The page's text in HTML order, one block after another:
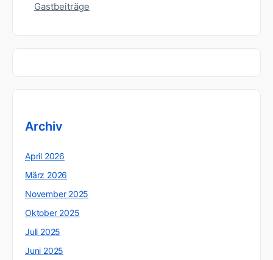
Gastbeiträge
Archiv
April 2026
März 2026
November 2025
Oktober 2025
Juli 2025
Juni 2025